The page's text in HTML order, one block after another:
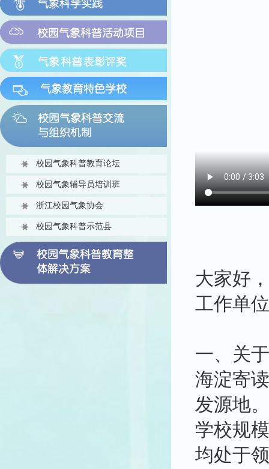
校园气象科普教育论坛
校园气象辅导员培训班
浙江校园气象协会
校园气象科普示范县
大家好
工作单
一、关
海淀寄
发源地
学校规
均处于